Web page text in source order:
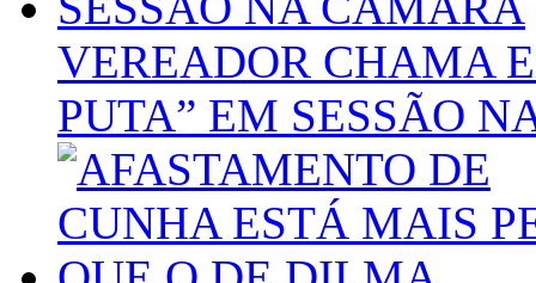
VEREADOR CHAMA
PUTA” EM SESSÃO